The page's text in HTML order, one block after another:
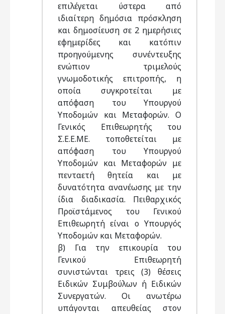
επιλέγεται ύστερα από
ιδιαίτερη δημόσια πρόσκληση
και δημοσίευση σε 2 ημερήσιες
εφημερίδες και κατόπιν
προηγούμενης συνέντευξης
ενώπιον τριμελούς
γνωμοδοτικής επιτροπής, η
οποία συγκροτείται με
απόφαση του Υπουργού
Υποδομών και Μεταφορών. Ο
Γενικός Επιθεωρητής του
Σ.Ε.Ε.ΜΕ. τοποθετείται με
απόφαση του Υπουργού
Υποδομών και Μεταφορών με
πενταετή θητεία και με
δυνατότητα ανανέωσης με την
ίδια διαδικασία. Πειθαρχικός
Προϊστάμενος του Γενικού
Επιθεωρητή είναι ο Υπουργός
Υποδομών και Μεταφορών.
β) Για την επικουρία του
Γενικού Επιθεωρητή
συνιστώνται τρεις (3) θέσεις
Ειδικών Συμβούλων ή Ειδικών
Συνεργατών. Οι ανωτέρω
υπάγονται απευθείας στον